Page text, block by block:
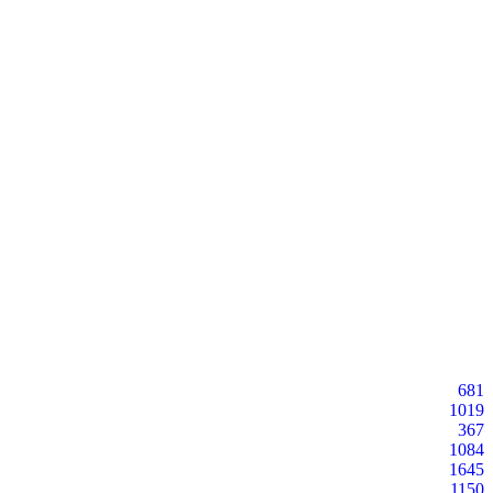
681
1019
367
1084
1645
1150